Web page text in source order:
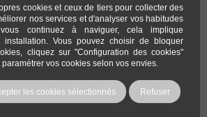
cookies et ceux de tiers pour collecter des
nos services et d'analyser vos habitudes
continuez à naviguer, cela implique
installation. Vous pouvez choisir de bloquer
cliquez sur "Configuration des cookies"
vos cookies selon vos envies.
les cookies sélectionnés Refuser